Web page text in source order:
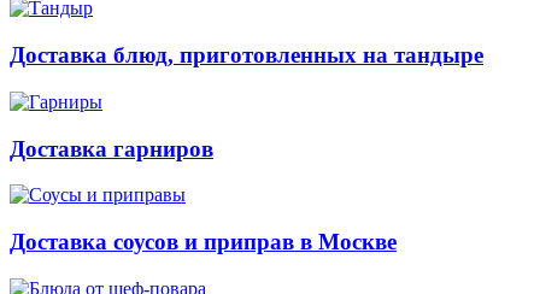
Доставка блюд, приготовленных на тандыре
Доставка гарниров
Доставка соусов и приправ в Москве